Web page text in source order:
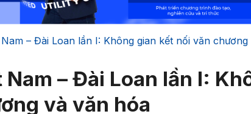
– Đài Loan lần I: Không gian kết nối văn
– Đài Loan lần I:
và văn hóa